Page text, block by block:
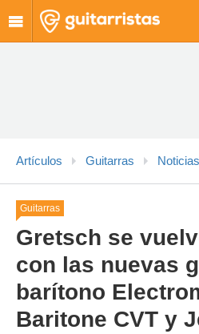
Artículos Guitarras Noticias
Guitarras
Gretsch se
con las nuevas
barítono
Baritone CVT y